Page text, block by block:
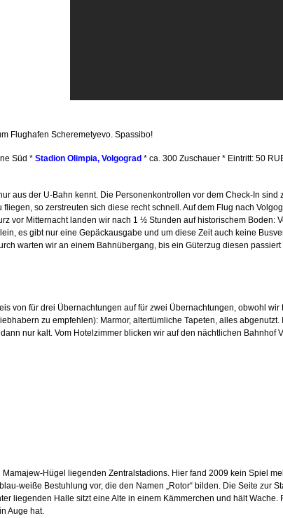
Flughafen Scheremetyevo. Spassibo!
Süd * Stadion Olimpia, Volgograd * ca. 300 Zuschauer * Eintritt: 50
aus der U-Bahn kennt. Die Personenkontrollen vor dem Check-In
so zerstreuten sich diese recht schnell. Auf dem Flug nach
vor Mitternacht landen wir nach 1 ½ Stunden auf historischem Boden:
es gibt nur eine Gepäckausgabe und um diese Zeit auch keine
warten wir an einem Bahnübergang, bis ein Güterzug diesen
von für drei Übernachtungen auf für zwei Übernachtungen, obwohl
zu empfehlen): Marmor, altertümliche Tapeten, alles
nur kalt. Vom Hotelzimmer blicken wir auf den nächtlichen Bahnhof
Hügel liegenden Zentralstadions. Hier fand 2009 kein Spiel
weiße Bestuhlung vor, die den Namen „Rotor“ bilden. Die Seite zur
liegenden Halle sitzt eine Alte in einem Kämmerchen und hält Wache.
Auge hat.